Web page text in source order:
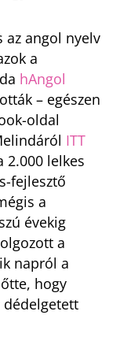
az angol nyelv
a
hAngol
– egészen
oldal
ITT
2.000 lelkes
fejlesztő
a
évekig
a
napról a
hogy
dédelgetett